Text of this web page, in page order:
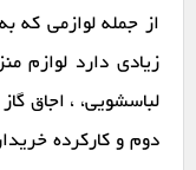
از جمله لوازمی که
زیادی دارد لوازم
لباسشویی، ، اجاق
دوم و کارکرده